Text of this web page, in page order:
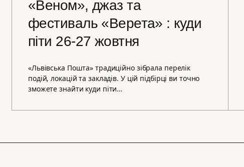
«Веном», джаз та
фестиваль «Верета» : куди
піти 26-27 жовтня
«Львівська Пошта» традиційно зібрала перелік
подій, локацій та закладів. У цій підбірці ви точно
зможете знайти куди піти…